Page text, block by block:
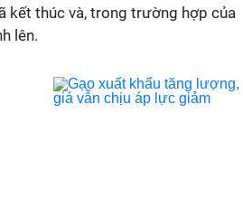
kết thúc và, trong trường hợp của
lên.